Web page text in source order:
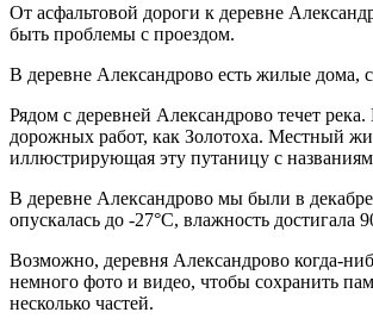
От асфальтовой дороги к деревне
быть проблемы с проездом.
В деревне Александрово есть жилые дома,
Рядом с деревней Александрово течет
дорожных работ, как Золотоха. Местный
иллюстрирующая эту путаницу с
В деревне Александрово мы были в
опускалась до -27°C, влажность достигала
Возможно, деревня Александрово когда-
немного фото и видео, чтобы сохранить
несколько частей.